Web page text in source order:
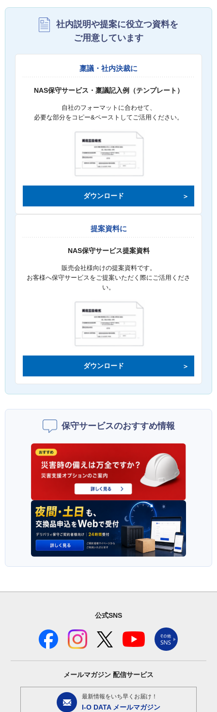
社内説明や提案に役立つ資料を
ご用意しています
稟議・社内決裁に
NAS保守サービス・稟議記入例（テンプレート）
自社のフォーマットに合わせて、
必要な部分をコピー&ペーストしてご活用ください。
ダウンロード
提案資料に
NAS保守サービス提案資料
販売会社様向けの提案資料です。
お客様へ保守サービスをご提案いただく際にご活用くださ
い。
ダウンロード
保守サービスのおすすめ情報
公式SNS
メールマガジン 配信サービス
最新情報をいち早くお届け！
I-O DATA メールマガジン